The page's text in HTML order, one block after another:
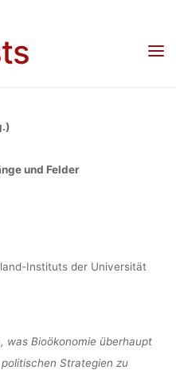
“Bioökonomie(n), Ethnografische
und Felder
Instituts der Universität
was Bioökonomie überhaupt
Strategien zu